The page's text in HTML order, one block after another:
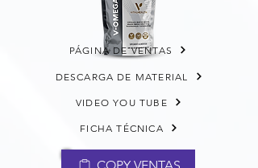
PÁGINA DE VENTAS
DESCARGA DE MATERIAL
VIDEO YOU TUBE
FICHA TÉCNICA